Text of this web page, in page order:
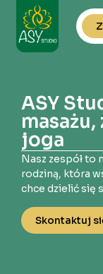
ASY
joga
Nasz zespół to
rodziną, która
chce dzielić się
Skontaktuj